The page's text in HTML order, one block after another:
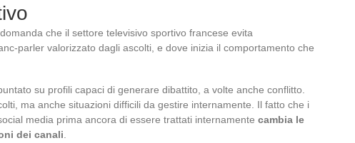
che il settore televisivo sportivo francese evita
parler valorizzato dagli ascolti, e dove inizia il comportamento che
su profili capaci di generare dibattito, a volte anche conflitto.
ma anche situazioni difficili da gestire internamente. Il fatto che i
media prima ancora di essere trattati internamente cambia le
dei canali